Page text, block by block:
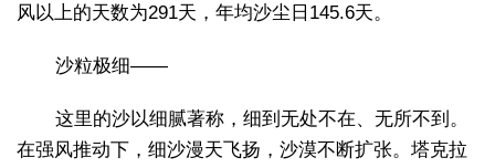
风以上的天数为291天，年均沙尘日145.6天。
沙粒极细——
这里的沙以细腻著称，细到无处不在、无所不到。
在强风推动下，细沙漫天飞扬，沙漠不断扩张。塔克拉